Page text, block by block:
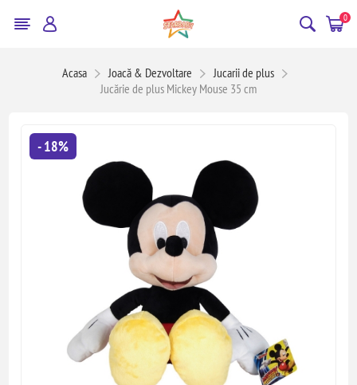
0
Acasa Joacă & Dezvoltare
Jucarii de plus
Jucărie de plus Mickey Mouse 35 cm
- 18%